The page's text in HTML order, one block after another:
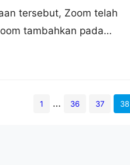
tersebut, Zoom telah
tambahkan pada
admin untuk
platformnya. Dalam situs
1 … 36 37 38